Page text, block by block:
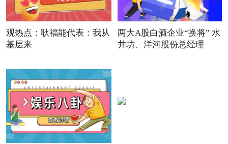
观热点：耿福能代表：我从
基层来
两大A股白酒企业“换将” 水
井坊、洋河股份总经理